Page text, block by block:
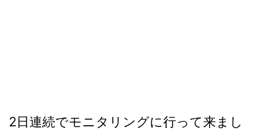
2日連続でモニタリングに行って来まし